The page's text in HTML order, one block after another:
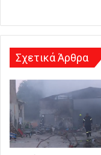
η
Σχετικά Άρθρα